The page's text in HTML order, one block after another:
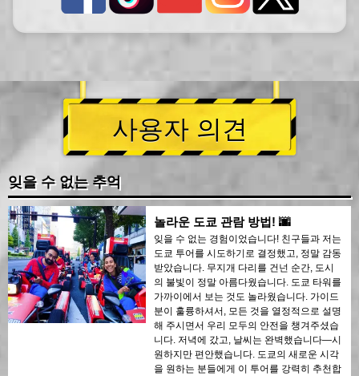
사용자 의견
잊을 수 없는 추억
놀라운 도쿄 관람 방법! 🌆
잊을 수 없는 경험이었습니다! 친구들과 저는
도쿄 투어를 시도하기로 결정했고, 정말 감동
받았습니다. 무지개 다리를 건넌 순간, 도시
의 불빛이 정말 아름다웠습니다. 도쿄 타워를
가까이에서 보는 것도 놀라웠습니다. 가이드
분이 훌륭하셔서, 모든 것을 열정적으로 설명
해 주시면서 우리 모두의 안전을 챙겨주셨습
니다. 저녁에 갔고, 날씨는 완벽했습니다—시
원하지만 편안했습니다. 도쿄의 새로운 시각
을 원하는 분들에게 이 투어를 강력히 추천합